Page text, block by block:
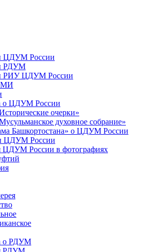
ЦДУМ России
РДУМ
РИУ ЦДУМ России
о ЦДУМ России
очерки»
духовное собрание»
Башкортостана» о ЦДУМ России
ЦДУМ России
ЦДУМ России в фотографиях
о РДУМ